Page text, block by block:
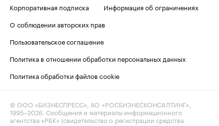
Корпоративная подписка
Информация об ограничениях
О соблюдении авторских прав
Пользовательское соглашение
Политика в отношении обработки персональных данных
Политика обработки файлов cookie
© ООО «БИЗНЕСПРЕСС», АО «РОСБИЗНЕСКОНСАЛТИНГ»,
1995–2026 . Сообщения и материалы информационного
агентства «РБК» (свидетельство о регистрации средства